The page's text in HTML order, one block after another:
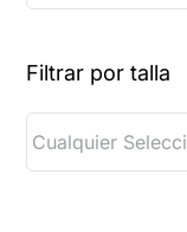
Filtrar por talla